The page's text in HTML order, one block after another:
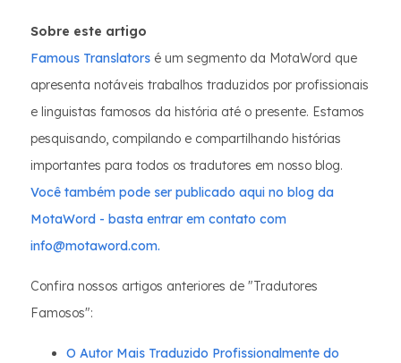
Sobre este artigo
Famous Translators é um segmento da MotaWord que
apresenta notáveis trabalhos traduzidos por profissionais
e linguistas famosos da história até o presente. Estamos
pesquisando, compilando e compartilhando histórias
importantes para todos os tradutores em nosso blog.
Você também pode ser publicado aqui no blog da
MotaWord - basta entrar em contato com
info@motaword.com.
Confira nossos artigos anteriores de "Tradutores
Famosos":
O Autor Mais Traduzido Profissionalmente do